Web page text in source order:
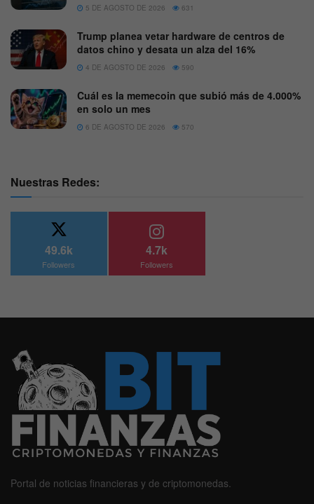
5 DE AGOSTO DE 2026 631
Trump planea vetar hardware de centros de
datos chino y desata un alza del 16%
4 DE AGOSTO DE 2026 590
Cuál es la memecoin que subió más de 4.000%
en solo un mes
6 DE AGOSTO DE 2026 570
Nuestras Redes:
49.6k
Followers
4.7k
Followers
Portal de noticias financieras y de criptomonedas.